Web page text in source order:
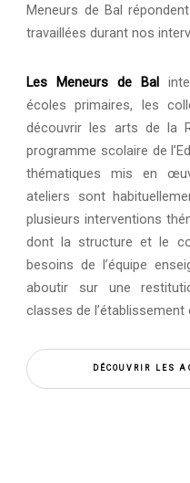
Meneurs de Bal
travaillées durant nos
Les Meneurs de Bal
écoles primaires, les
découvrir les arts de la
programme scolaire de
thématiques mis en
ateliers sont
plusieurs interventions
dont la structure et le
besoins de l’équipe
aboutir sur une
classes de l’établissement
DÉCOUVRIR LES